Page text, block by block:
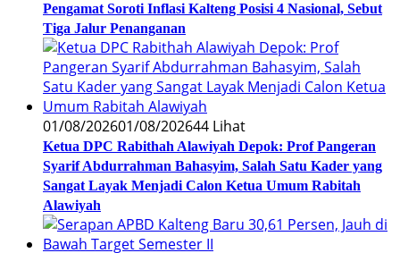
Pengamat Soroti Inflasi Kalteng Posisi 4 Nasional, Sebut
Tiga Jalur Penanganan
01/08/202601/08/202644 Lihat
Ketua DPC Rabithah Alawiyah Depok: Prof Pangeran
Syarif Abdurrahman Bahasyim, Salah Satu Kader yang
Sangat Layak Menjadi Calon Ketua Umum Rabitah
Alawiyah